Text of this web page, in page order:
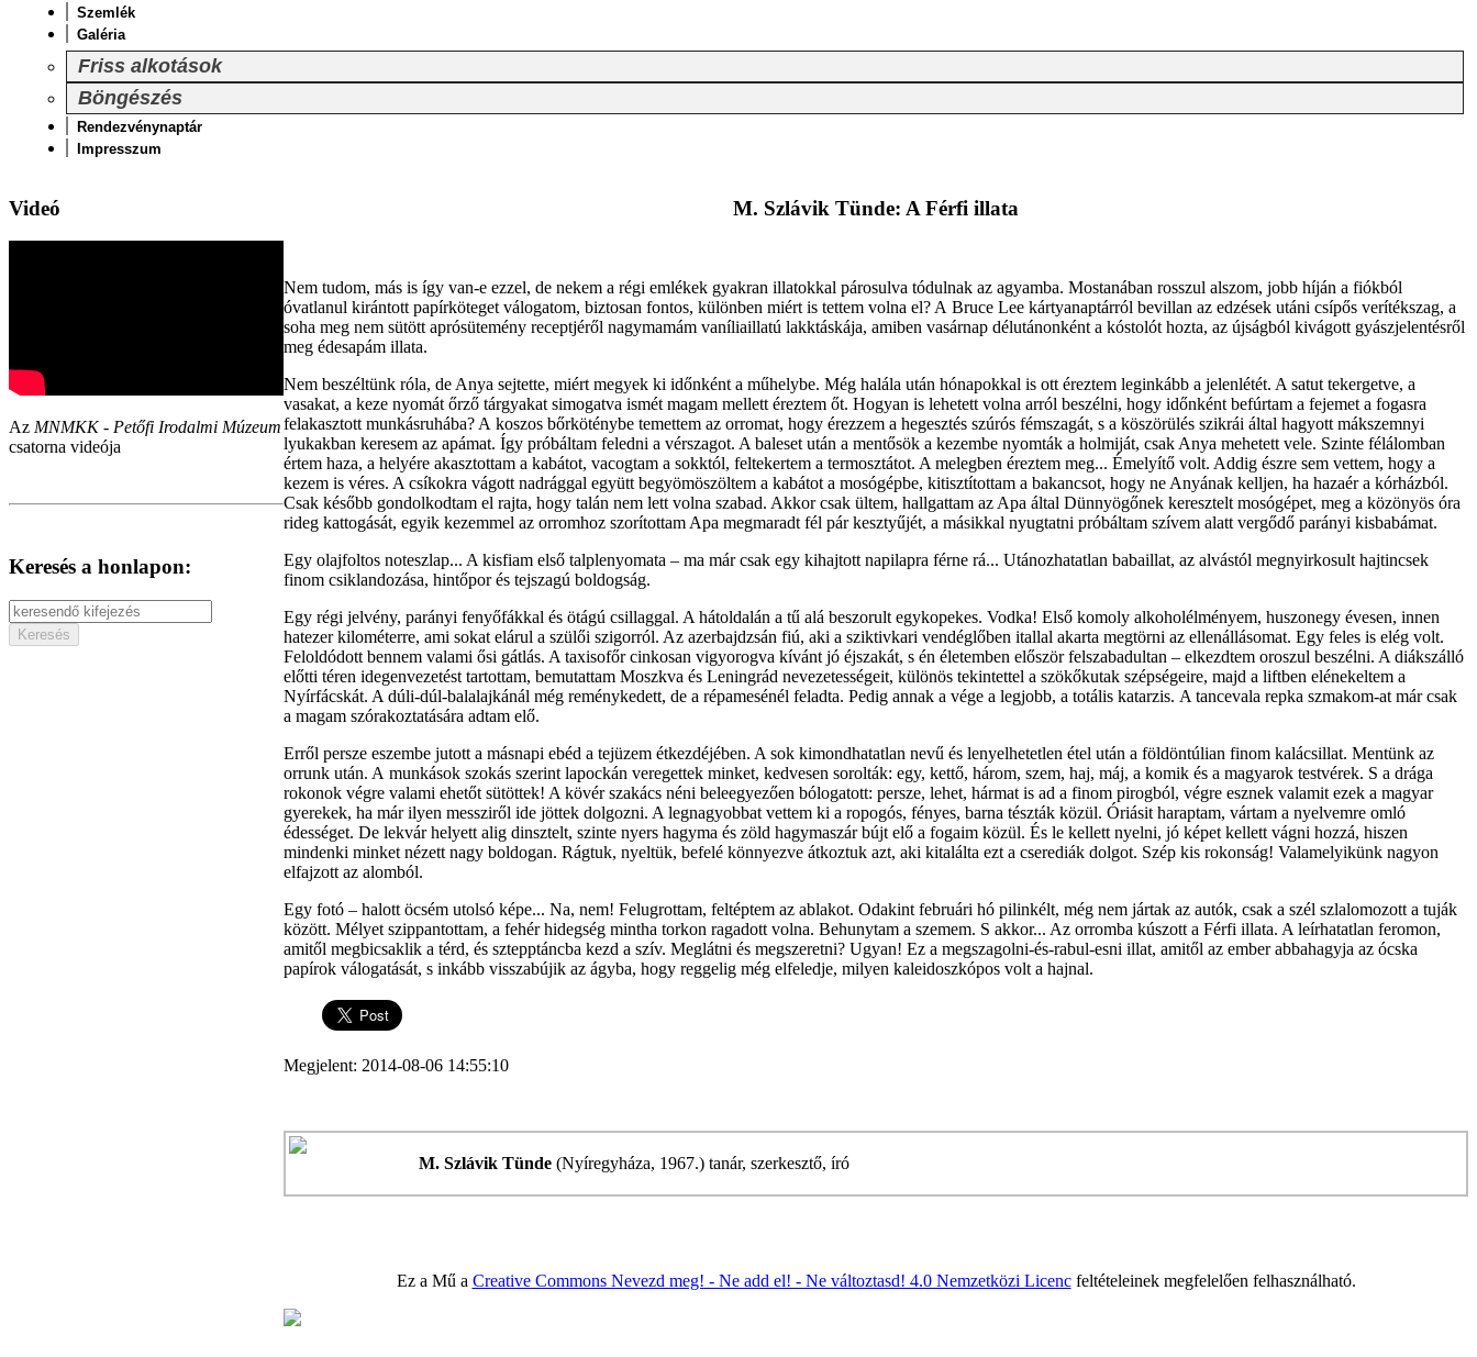
Szemlék
Galéria
Friss alkotások
Böngészés
Rendezvénynaptár
Impresszum
Videó
Az MNMKK - Petőfi Irodalmi Múzeum
csatorna videója
Keresés a honlapon:
M. Szlávik Tünde: A Férfi illata
Nem tudom, más is így van-e ezzel, de nekem a régi emlékek gyakran illatokkal párosulva tódulnak az agyamba. Mostanában rosszul alszom, jobb híján a fiókból
óvatlanul kirántott papírköteget válogatom, biztosan fontos, különben miért is tettem volna el? A Bruce Lee kártyanaptárról bevillan az edzések utáni csípős verítékszag, a
soha meg nem sütött aprósütemény receptjéről nagymamám vaníliaillatú lakktáskája, amiben vasárnap délutánonként a kóstolót hozta, az újságból kivágott gyászjelentésről
meg édesapám illata.
Nem beszéltünk róla, de Anya sejtette, miért megyek ki időnként a műhelybe. Még halála után hónapokkal is ott éreztem leginkább a jelenlétét. A satut tekergetve, a
vasakat, a keze nyomát őrző tárgyakat simogatva ismét magam mellett éreztem őt. Hogyan is lehetett volna arról beszélni, hogy időnként befúrtam a fejemet a fogasra
felakasztott munkásruhába? A koszos bőrköténybe temettem az orromat, hogy érezzem a hegesztés szúrós fémszagát, s a köszörülés szikrái által hagyott mákszemnyi
lyukakban keresem az apámat. Így próbáltam feledni a vérszagot. A baleset után a mentősök a kezembe nyomták a holmiját, csak Anya mehetett vele. Szinte félálomban
értem haza, a helyére akasztottam a kabátot, vacogtam a sokktól, feltekertem a termosztátot. A melegben éreztem meg... Émelyítő volt. Addig észre sem vettem, hogy a
kezem is véres. A csíkokra vágott nadrággal együtt begyömöszöltem a kabátot a mosógépbe, kitisztítottam a bakancsot, hogy ne Anyának kelljen, ha hazaér a kórházból.
Csak később gondolkodtam el rajta, hogy talán nem lett volna szabad. Akkor csak ültem, hallgattam az Apa által Dünnyögőnek keresztelt mosógépet, meg a közönyös óra
rideg kattogását, egyik kezemmel az orromhoz szorítottam Apa megmaradt fél pár kesztyűjét, a másikkal nyugtatni próbáltam szívem alatt vergődő parányi kisbabámat.
Egy olajfoltos noteszlap... A kisfiam első talplenyomata – ma már csak egy kihajtott napilapra férne rá... Utánozhatatlan babaillat, az alvástól megnyirkosult hajtincsek
finom csiklandozása, hintőpor és tejszagú boldogság.
Egy régi jelvény, parányi fenyőfákkal és ötágú csillaggal. A hátoldalán a tű alá beszorult egykopekes. Vodka! Első komoly alkoholélményem, huszonegy évesen, innen
hatezer kilométerre, ami sokat elárul a szülői szigorról. Az azerbajdzsán fiú, aki a sziktivkari vendéglőben itallal akarta megtörni az ellenállásomat. Egy feles is elég volt.
Feloldódott bennem valami ősi gátlás. A taxisofőr cinkosan vigyorogva kívánt jó éjszakát, s én életemben először felszabadultan – elkezdtem oroszul beszélni. A diákszálló
előtti téren idegenvezetést tartottam, bemutattam Moszkva és Leningrád nevezetességeit, különös tekintettel a szökőkutak szépségeire, majd a liftben elénekeltem a
Nyírfácskát. A dúli-dúl-balalajkánál még reménykedett, de a répamesénél feladta. Pedig annak a vége a legjobb, a totális katarzis. A tancevala repka szmakom-at már csak
a magam szórakoztatására adtam elő.
Erről persze eszembe jutott a másnapi ebéd a tejüzem étkezdéjében. A sok kimondhatatlan nevű és lenyelhetetlen étel után a földöntúlian finom kalácsillat. Mentünk az
orrunk után. A munkások szokás szerint lapockán veregettek minket, kedvesen sorolták: egy, kettő, három, szem, haj, máj, a komik és a magyarok testvérek. S a drága
rokonok végre valami ehetőt sütöttek! A kövér szakács néni beleegyezően bólogatott: persze, lehet, hármat is ad a finom pirogból, végre esznek valamit ezek a magyar
gyerekek, ha már ilyen messziről ide jöttek dolgozni. A legnagyobbat vettem ki a ropogós, fényes, barna tészták közül. Óriásit haraptam, vártam a nyelvemre omló
édességet. De lekvár helyett alig dinsztelt, szinte nyers hagyma és zöld hagymaszár bújt elő a fogaim közül. És le kellett nyelni, jó képet kellett vágni hozzá, hiszen
mindenki minket nézett nagy boldogan. Rágtuk, nyeltük, befelé könnyezve átkoztuk azt, aki kitalálta ezt a cserediák dolgot. Szép kis rokonság! Valamelyikünk nagyon
elfajzott az alomból.
Egy fotó – halott öcsém utolsó képe... Na, nem! Felugrottam, feltéptem az ablakot. Odakint februári hó pilinkélt, még nem jártak az autók, csak a szél szlalomozott a tuják
között. Mélyet szippantottam, a fehér hidegség mintha torkon ragadott volna. Behunytam a szemem. S akkor... Az orromba kúszott a Férfi illata. A leírhatatlan feromon,
amitől megbicsaklik a térd, és sztepptáncba kezd a szív. Meglátni és megszeretni? Ugyan! Ez a megszagolni-és-rabul-esni illat, amitől az ember abbahagyja az ócska
papírok válogatását, s inkább visszabújik az ágyba, hogy reggelig még elfeledje, milyen kaleidoszkópos volt a hajnal.
Megjelent: 2014-08-06 14:55:10
M. Szlávik Tünde (Nyíregyháza, 1967.) tanár, szerkesztő, író
Ez a Mű a Creative Commons Nevezd meg! - Ne add el! - Ne változtasd! 4.0 Nemzetközi Licencfeltételeinek megfelelően felhasználható.